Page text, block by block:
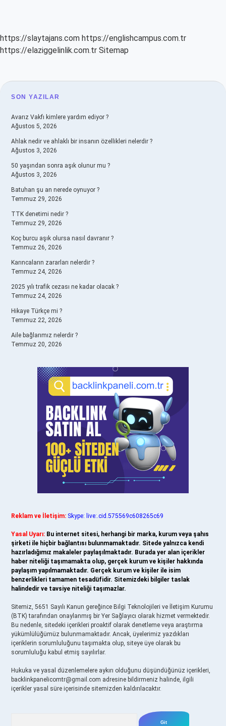
https://slaytajans.com https://englishcampus.com.tr
https://elaziggelinlik.com.tr Sitemap
SIDEBAR
SON YAZILAR
Avarız Vakfı kimlere yardım ediyor ?
Ağustos 5, 2026
Ahlak nedir ve ahlaklı bir insanın özellikleri nelerdir ?
Ağustos 3, 2026
50 yaşından sonra aşık olunur mu ?
Ağustos 3, 2026
Batuhan şu an nerede oynuyor ?
Temmuz 29, 2026
TTK denetimi nedir ?
Temmuz 29, 2026
Koç burcu aşık olursa nasıl davranır ?
Temmuz 26, 2026
Karıncaların zararları nelerdir ?
Temmuz 24, 2026
2025 yılı trafik cezası ne kadar olacak ?
Temmuz 24, 2026
Hikaye Türkçe mi ?
Temmuz 22, 2026
Aile bağlarımız nelerdir ?
Temmuz 20, 2026
Reklam ve İletişim: Skype: live:.cid.575569c608265c69
Yasal Uyarı: Bu internet sitesi, herhangi bir marka, kurum veya şahıs
şirketi ile hiçbir bağlantısı bulunmamaktadır. Sitede yalnızca kendi
hazırladığımız makaleler paylaşılmaktadır. Burada yer alan içerikler
haber niteliği taşımamakta olup, gerçek kurum ve kişiler hakkında
paylaşım yapılmamaktadır. Gerçek kurum ve kişiler ile isim
benzerlikleri tamamen tesadüfidir. Sitemizdeki bilgiler taslak
halindedir ve tavsiye niteliği taşımazlar.
Sitemiz, 5651 Sayılı Kanun gereğince Bilgi Teknolojileri ve İletişim Kurumu
(BTK) tarafından onaylanmış bir Yer Sağlayıcı olarak hizmet vermektedir.
Bu nedenle, sitedeki içerikleri proaktif olarak denetleme veya araştırma
yükümlülüğümüz bulunmamaktadır. Ancak, üyelerimiz yazdıkları
içeriklerin sorumluluğunu taşımakta olup, siteye üye olarak bu
sorumluluğu kabul etmiş sayılırlar.
Hukuka ve yasal düzenlemelere aykırı olduğunu düşündüğünüz içerikleri,
backlinkpanelicomtr@gmail.com adresine bildirmeniz halinde, ilgili
içerikler yasal süre içerisinde sitemizden kaldırılacaktır.